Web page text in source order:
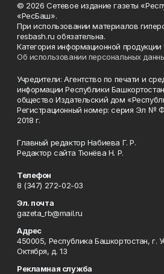
© 2026 Сетевое издание газеты
«РесБаш».
При использовании материалов
resbash.ru обязательна.
Категория информационной продукции
Об использовании персональных
Учредители: Агентство по печати и
информации Республики
общество Издательский дом
Регистрационный номер: серия Эл №
2018 г.
Главный редактор Набиева Г. Р.
Редактор сайта Тюнёва Н. Р.
Телефон
8 (347) 272-02-03
Эл. почта
gazeta_rb@mail.ru
Адрес
450005, Республика Башкортостан, г.
Октября, д. 13
Рекламная служба